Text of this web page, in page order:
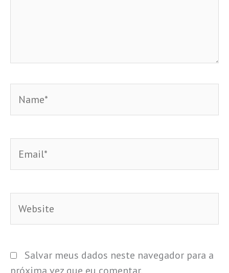
Salvar meus dados neste navegador para a